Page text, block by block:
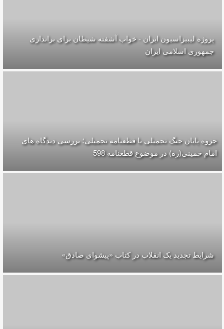
پروژه لیبیزاسیون ایران - خواب آشفته شیطان برای براندازی
جمهوری اسلامی ایران
جزوه پایان جنگ تحمیلی با قطعنامه تحمیلی؛ بررسی دیدگاه های
امام خمینی(ره) در موضوع قطعنامه 598
شرایط تجدید یک انقلاب در کتاب «پیشوای صادق»